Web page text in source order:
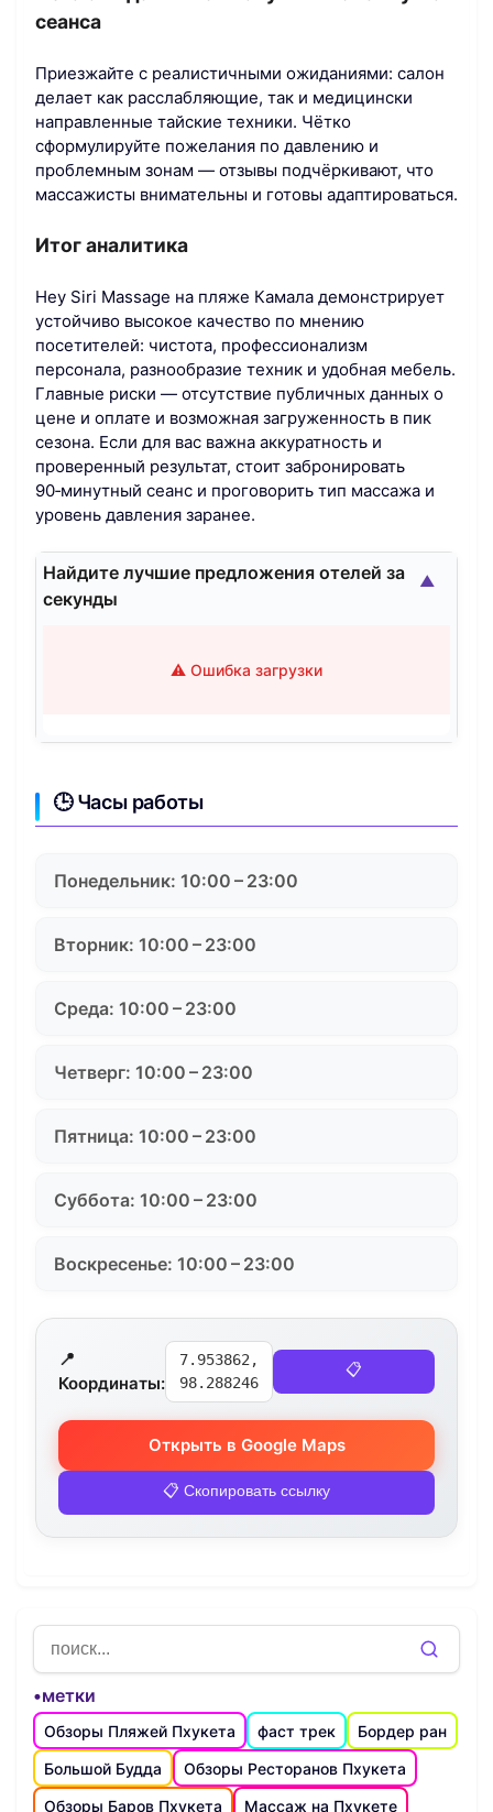
сеанса
Приезжайте с реалистичными ожиданиями: салон
делает как расслабляющие, так и медицински
направленные тайские техники. Чётко
сформулируйте пожелания по давлению и
проблемным зонам — отзывы подчёркивают, что
массажисты внимательны и готовы адаптироваться.
Итог аналитика
Hey Siri Massage на пляже Камала демонстрирует
устойчиво высокое качество по мнению
посетителей: чистота, профессионализм
персонала, разнообразие техник и удобная мебель.
Главные риски — отсутствие публичных данных о
цене и оплате и возможная загруженность в пик
сезона. Если для вас важна аккуратность и
проверенный результат, стоит забронировать
90‑минутный сеанс и проговорить тип массажа и
уровень давления заранее.
Найдите лучшие предложения отелей за
секунды
⚠️ Ошибка загрузки
▲
🕒 Часы работы
Понедельник: 10:00 – 23:00
Вторник: 10:00 – 23:00
Среда: 10:00 – 23:00
Четверг: 10:00 – 23:00
Пятница: 10:00 – 23:00
Суббота: 10:00 – 23:00
Воскресенье: 10:00 – 23:00
📍
Координаты:
7.953862,
98.288246
📋
Открыть в Google Maps
📋 Скопировать ссылку
•метки
Обзоры Пляжей Пхукета фаст трек
Бордер ран
Большой Будда
Обзоры Ресторанов Пхукета
Обзоры Баров Пхукета
Массаж на Пхукете